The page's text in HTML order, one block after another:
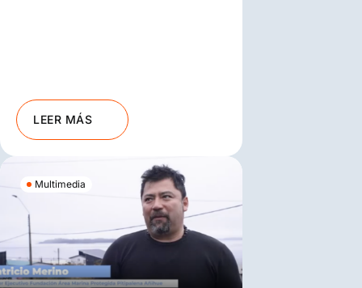
LEER MÁS
Multimedia